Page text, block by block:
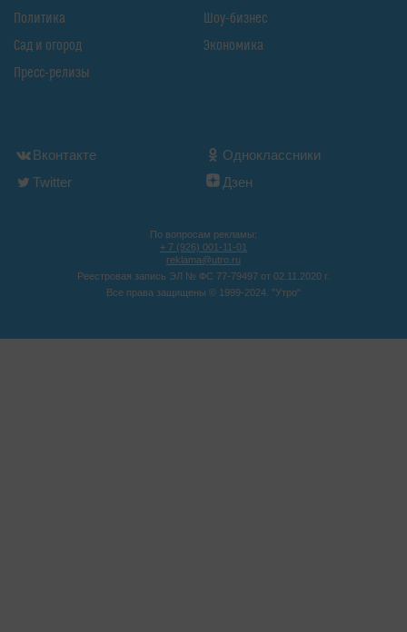
Политика
Сад и огород
Пресс-релизы
Шоу-бизнес
Экономика
Вконтакте
Одноклассники
Twitter
Дзен
По вопросам рекламы:
+ 7 (926) 001-11-01
reklama@utro.ru
Реестровая запись ЭЛ № ФС 77-79497 от 02.11.2020 г.
Все права защищены © 1999-2024. "Утро"